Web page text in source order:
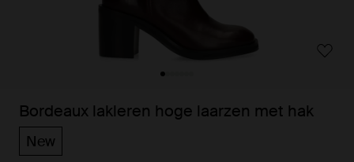
Bordeaux lakleren hoge laarzen met hak
New